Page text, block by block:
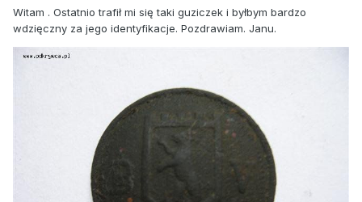
Witam . Ostatnio trafił mi się taki guziczek i byłbym bardzo
wdzięczny za jego identyfikacje. Pozdrawiam. Janu.